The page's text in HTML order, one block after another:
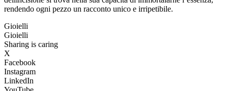
rendendo ogni pezzo un racconto unico e irripetibile.
Gioielli
Gioielli
Sharing is caring
X
Facebook
Instagram
LinkedIn